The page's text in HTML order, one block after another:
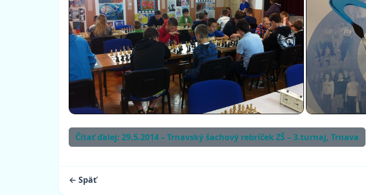
Čítať ďalej: 29.5.2014 – Trnavský šachový rebríček ZŠ – 3.turnaj, Trnava
← Späť